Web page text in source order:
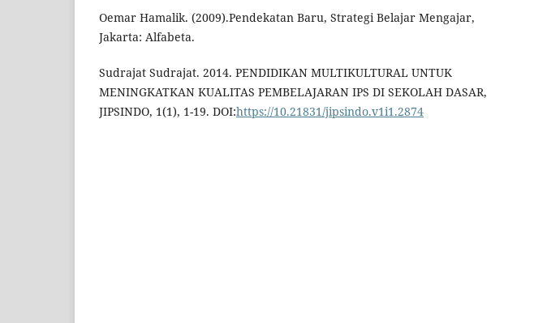
Oemar Hamalik. (2009).Pendekatan Baru, Strategi Belajar Mengajar,
Jakarta: Alfabeta.
Sudrajat Sudrajat. 2014. PENDIDIKAN MULTIKULTURAL UNTUK
MENINGKATKAN KUALITAS PEMBELAJARAN IPS DI SEKOLAH DASAR,
JIPSINDO, 1(1), 1-19. DOI:https://10.21831/jipsindo.v1i1.2874